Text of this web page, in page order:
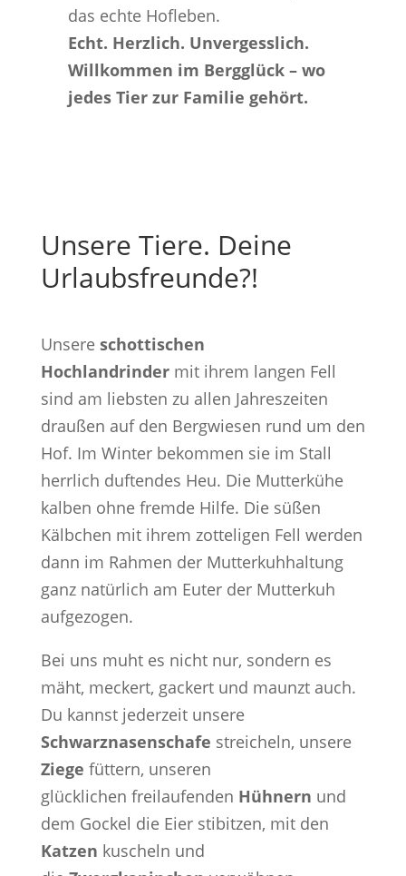
das echte Hofleben.
Echt. Herzlich. Unvergesslich.
Willkommen im Bergglück – wo
jedes Tier zur Familie gehört.
Unsere Tiere. Deine
Urlaubsfreunde?!
Unsere schottischen
Hochlandrindermit ihrem langen Fell
sind am liebsten zu allen Jahreszeiten
draußen auf den Bergwiesen rund um den
Hof. Im Winter bekommen sie im Stall
herrlich duftendes Heu. Die Mutterkühe
kalben ohne fremde Hilfe. Die süßen
Kälbchen mit ihrem zotteligen Fell werden
dann im Rahmen der Mutterkuhhaltung
ganz natürlich am Euter der Mutterkuh
aufgezogen.
Bei uns muht es nicht nur, sondern es
mäht, meckert, gackert und maunzt auch.
Du kannst jederzeit unsere
Schwarznasenschafe streicheln, unsere
Ziege füttern, unseren
glücklichen freilaufenden Hühnern und
dem Gockel die Eier stibitzen, mit den
Katzen kuscheln und